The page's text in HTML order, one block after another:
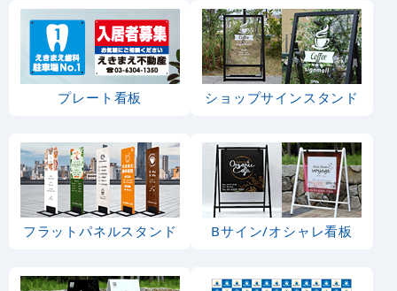
プレート看板 ショップサインスタンド
フラットパネルスタンド Bサイン/オシャレ看板